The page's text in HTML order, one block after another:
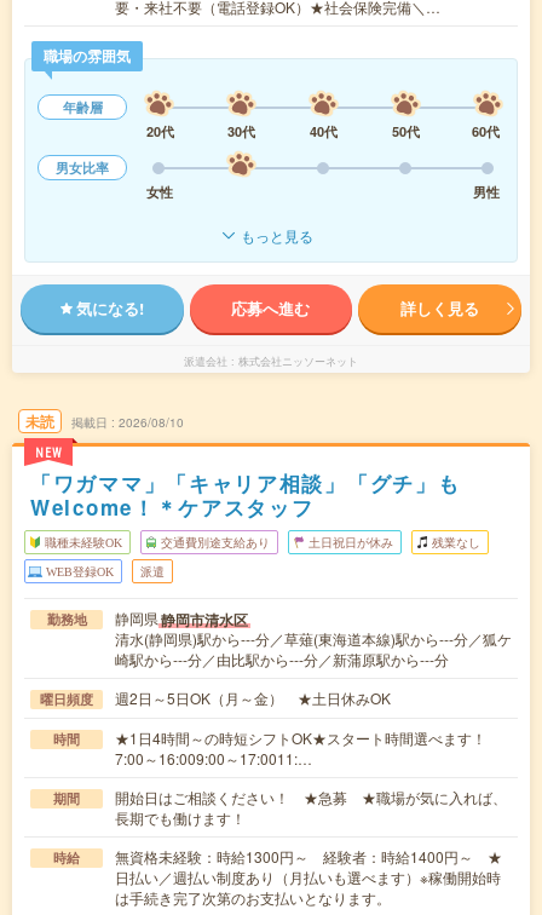
要・来社不要（電話登録OK）★社会保険完備＼…
職場の雰囲気
年齢層
20代
30代 40代 50代
60代
男女比率
女性
男性
もっと見る
気になる! 応募へ進む 詳しく見る
派遣会社 株式会社ニッソーネット
未読
NEW
掲載日 2026/08/10
「ワガママ」「キャリア相談」「グチ」も
Welcome！＊ケアスタッフ
職種未経験OK 交通費別途支給あり 土日祝日が休み 残業なし
WEB登録OK 派遣
勤務地 静岡県静岡市清水区
清水(静岡県)駅から---分／草薙(東海道本線)駅から---分／狐ケ
崎駅から---分／由比駅から---分／新蒲原駅から---分
曜日頻度 週2日～5日OK（月～金） ★土日休みOK
時間
★1日4時間～の時短シフトOK★スタート時間選べます！
7:00～16:009:00～17:0011:…
期間
開始日はご相談ください！ ★急募 ★職場が気に入れば、
長期でも働けます！
時給
無資格未経験：時給1300円～ 経験者：時給1400円～ ★
日払い／週払い制度あり（月払いも選べます）※稼働開始時
は手続き完了次第のお支払いとなります。